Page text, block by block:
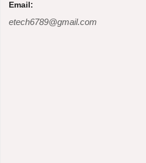
Email:
etech6789@gmail.com